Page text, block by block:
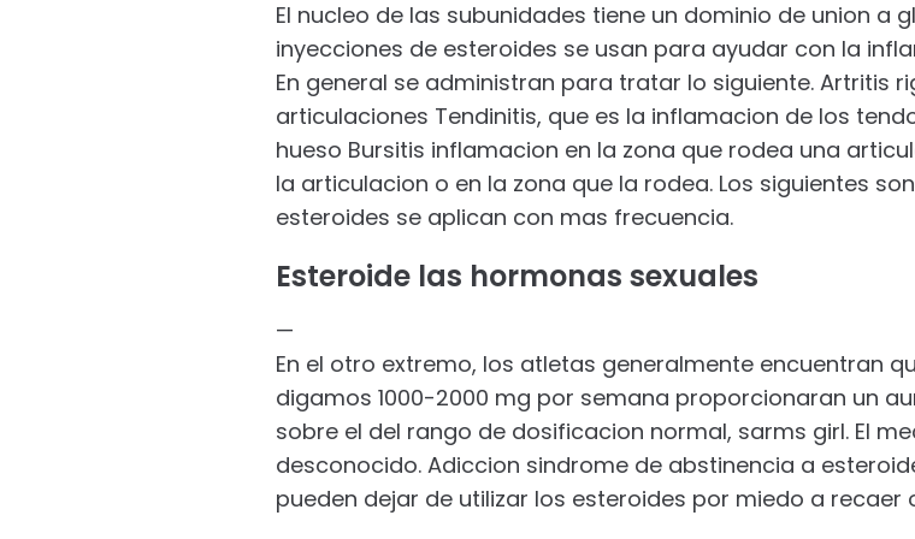
El nucleo de las subunidades tiene un dominio de union a
inyecciones de esteroides se usan para ayudar con la
En general se administran para tratar lo siguiente. Artritis
articulaciones Tendinitis, que es la inflamacion de los
hueso Bursitis inflamacion en la zona que rodea una
la articulacion o en la zona que la rodea. Los siguientes
esteroides se aplican con mas frecuencia.
Esteroide las hormonas sexuales
—
En el otro extremo, los atletas generalmente encuentran
digamos 1000-2000 mg por semana proporcionaran un
sobre el del rango de dosificacion normal, sarms girl. El
desconocido. Adiccion sindrome de abstinencia a
pueden dejar de utilizar los esteroides por miedo a